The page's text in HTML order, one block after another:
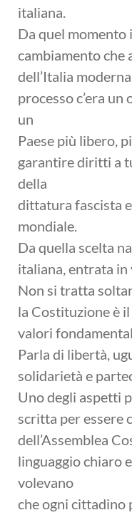
italiana.
Da quel momento
cambiamento che
dell’Italia
processo c’era
un
Paese più libero,
garantire diritti a
della
dittatura fascista
mondiale.
Da quella scelta
italiana, entrata in
Non si tratta
la Costituzione è
valori
Parla di libertà,
solidarietà e
Uno degli aspetti
scritta per essere
dell’Assemblea
linguaggio chiaro
volevano
che ogni cittadino